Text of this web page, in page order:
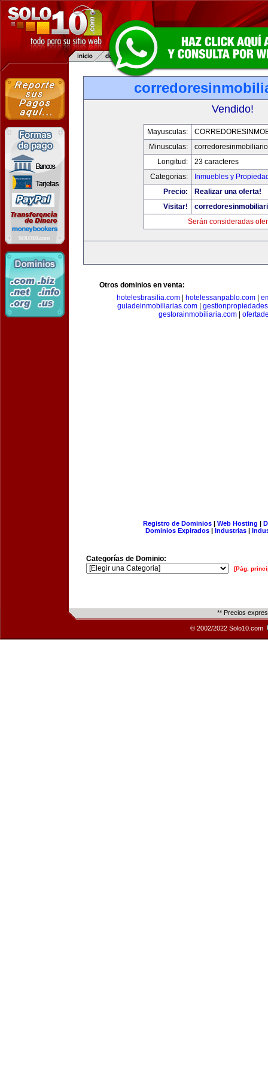
Vendido!
Mayusculas:
Minusculas:
Longitud:
23 caracteres
Categorias:
Inmuebles y
Precio:
Realizar una oferta!
Visitar!
Serán consideradas
Otros dominios en venta:
hotelesbrasilia.com| hotelessanpablo.com|
guiadeinmobiliarias.com|
gestorainmobiliaria.com|
Registro de Dominios| Web Hosting |
Dominios Expirados | Industrias |
Categorías de Dominio:
[Pág.
** Precios
© 2002/2022 Solo10.com